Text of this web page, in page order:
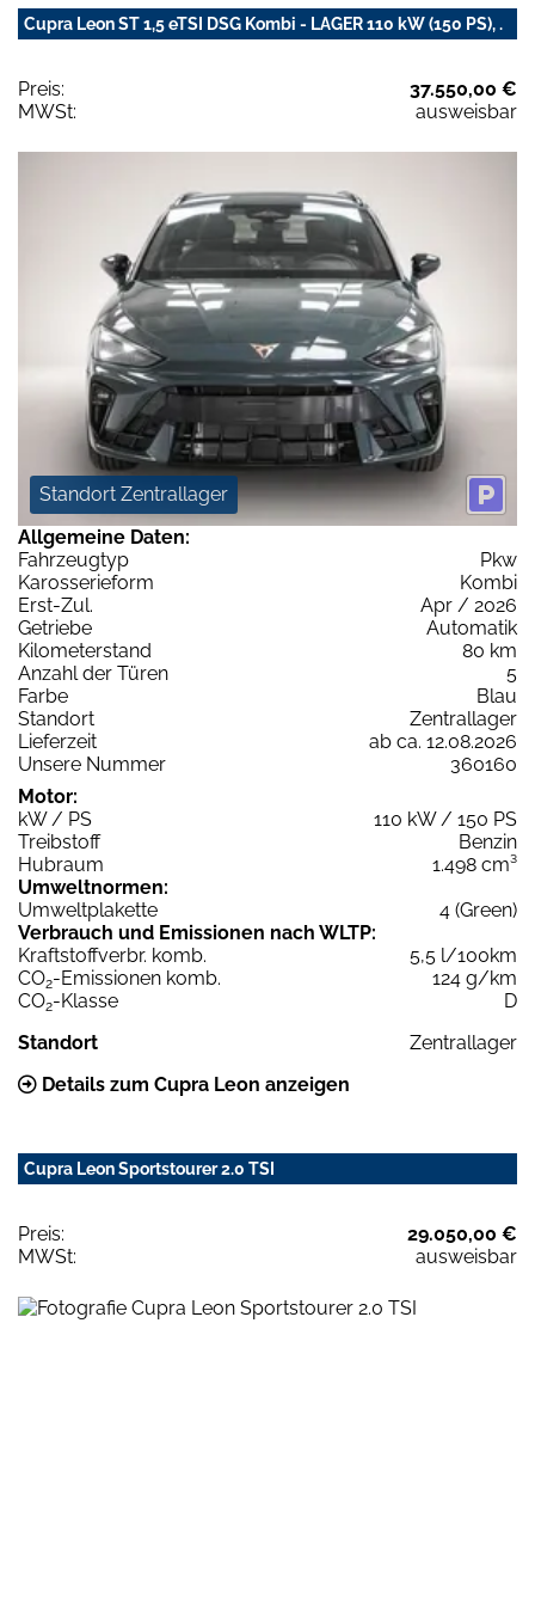
Cupra Leon ST 1,5 eTSI DSG Kombi - LAGER 110 kW (150 PS), .
Preis:
37.550,00 €
MWSt:
ausweisbar
Standort Zentrallager
Allgemeine Daten:
Fahrzeugtyp
Pkw
Karosserieform
Kombi
Erst-Zul.
Apr / 2026
Getriebe
Automatik
Kilometerstand
80 km
Anzahl der Türen
5
Farbe
Blau
Standort
Zentrallager
Lieferzeit
ab ca. 12.08.2026
Unsere Nummer
360160
Motor:
kW / PS
110 kW / 150 PS
Treibstoff
Benzin
Hubraum
1.498 cm³
Umweltnormen:
Umweltplakette
4 (Green)
Verbrauch und Emissionen nach WLTP:
Kraftstoffverbr. komb.
5,5 l/100km
CO2-Emissionen komb.
124 g/km
CO2-Klasse
D
Standort
Zentrallager
Details zum Cupra Leon anzeigen
Cupra Leon Sportstourer 2.0 TSI
Preis:
29.050,00 €
MWSt:
ausweisbar